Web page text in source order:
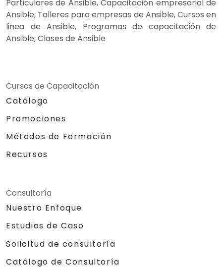
Particulares de Ansible, Capacitación empresarial de
Ansible, Talleres para empresas de Ansible, Cursos en
linea de Ansible, Programas de capacitación de
Ansible, Clases de Ansible
Cursos de Capacitación
Catálogo
Promociones
Métodos de Formación
Recursos
Consultoría
Nuestro Enfoque
Estudios de Caso
Solicitud de consultoría
Catálogo de Consultoría